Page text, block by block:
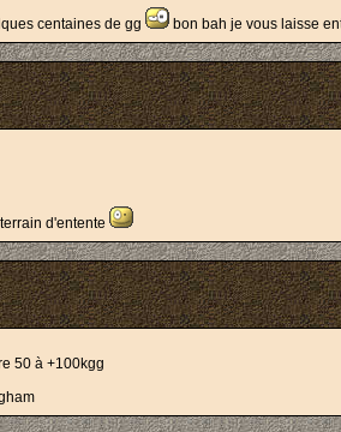
centaines de gg bon bah je vous laisse
d'entente
50 à +100kgg